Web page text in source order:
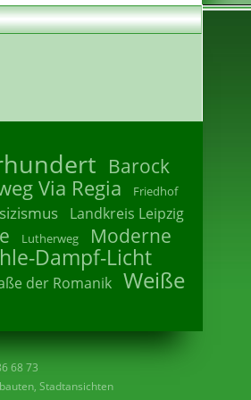
Barock
Via Regia Friedhof
Landkreis Leipzig
Lutherweg Moderne
Dampf-Licht
der Romanik Weiße
68 73
Stadtansichten